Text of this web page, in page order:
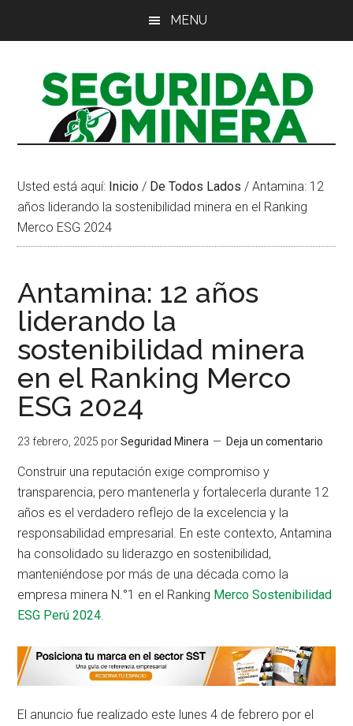
principal
MENU
Usted está aquí: Inicio / De Todos Lados / Antamina: 12
años liderando la sostenibilidad minera en el Ranking
Merco ESG 2024
Antamina: 12 años
liderando la
sostenibilidad minera
en el Ranking Merco
ESG 2024
23 febrero, 2025 porSeguridad Minera Deja un comentario
Construir una reputación exige compromiso y
transparencia, pero mantenerla y fortalecerla durante 12
años es el verdadero reflejo de la excelencia y la
responsabilidad empresarial. En este contexto, Antamina
ha consolidado su liderazgo en sostenibilidad,
manteniéndose por más de una década como la
empresa minera N.°1 en el Ranking Merco Sostenibilidad
ESG Perú 2024.
El anuncio fue realizado este lunes 4 de febrero por el